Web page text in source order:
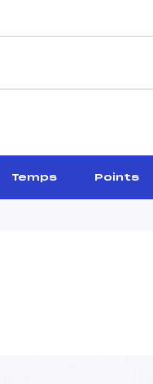
Temps Points